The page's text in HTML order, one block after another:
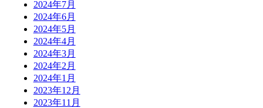
2024年7月
2024年6月
2024年5月
2024年4月
2024年3月
2024年2月
2024年1月
2023年12月
2023年11月